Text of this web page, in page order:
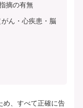
摘の有無
ん・心疾患・脳
め、すべて正確に告